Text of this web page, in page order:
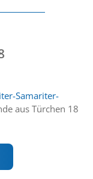
Samariter-
aus Türchen 18